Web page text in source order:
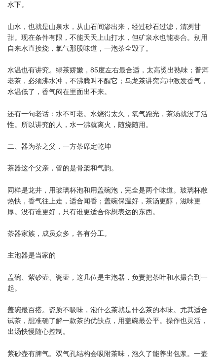
水下。
山水，也就是山泉水，从山石间渗出来，经过砂石过滤，清冽甘
甜。现在条件有限，不能天天上山打水，但矿泉水也能凑合。别用
自来水直接烧，氯气那股味道，一泡茶全毁了。
水温也有讲究。绿茶娇嫩，85度左右最合适，太高烫出熟味；普洱
老茶，必须沸水冲，不沸腾叫不醒它；乌龙茶讲究高冲激发香气，
水温低了，香气闷在里面出不来。
还有一句老话：水不可老。水烧得太久，氧气跑光，茶汤就没了活
性。所以讲究的人，水一沸就离火，随烧随用。
二、器为茶之父，一方茶席定乾坤
茶器这个父亲，管的是骨架和气韵。
同样是龙井，用玻璃杯泡和用盖碗泡，完全是两个味道。玻璃杯散
热快，香气往上走，适合闻香；盖碗保温好，茶汤更醇，滋味更
厚。没有谁更好，只有谁更适合你想表达的东西。
茶器家族，成员众多，各有分工。
主泡器是当家的
盖碗、紫砂壶、瓷壶，这几位是主泡器，负责把茶叶和水撮合到一
起。
盖碗最百搭。瓷质不吸味，泡什么茶就是什么茶的本味。尤其适合
试茶，想准确了解一款茶的优缺点，用盖碗最公平。操作也灵活，
出汤快慢随心控制。
紫砂壶有脾气。双气孔结构会吸附茶味，泡久了能养出包浆。一壶